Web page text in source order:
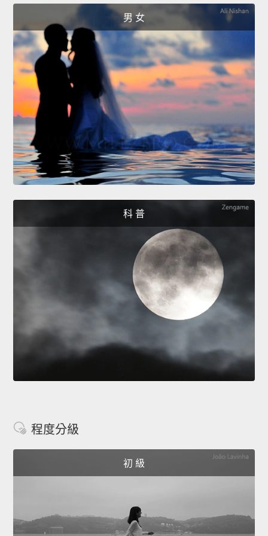
男 女
科 普
程度分級
初 級